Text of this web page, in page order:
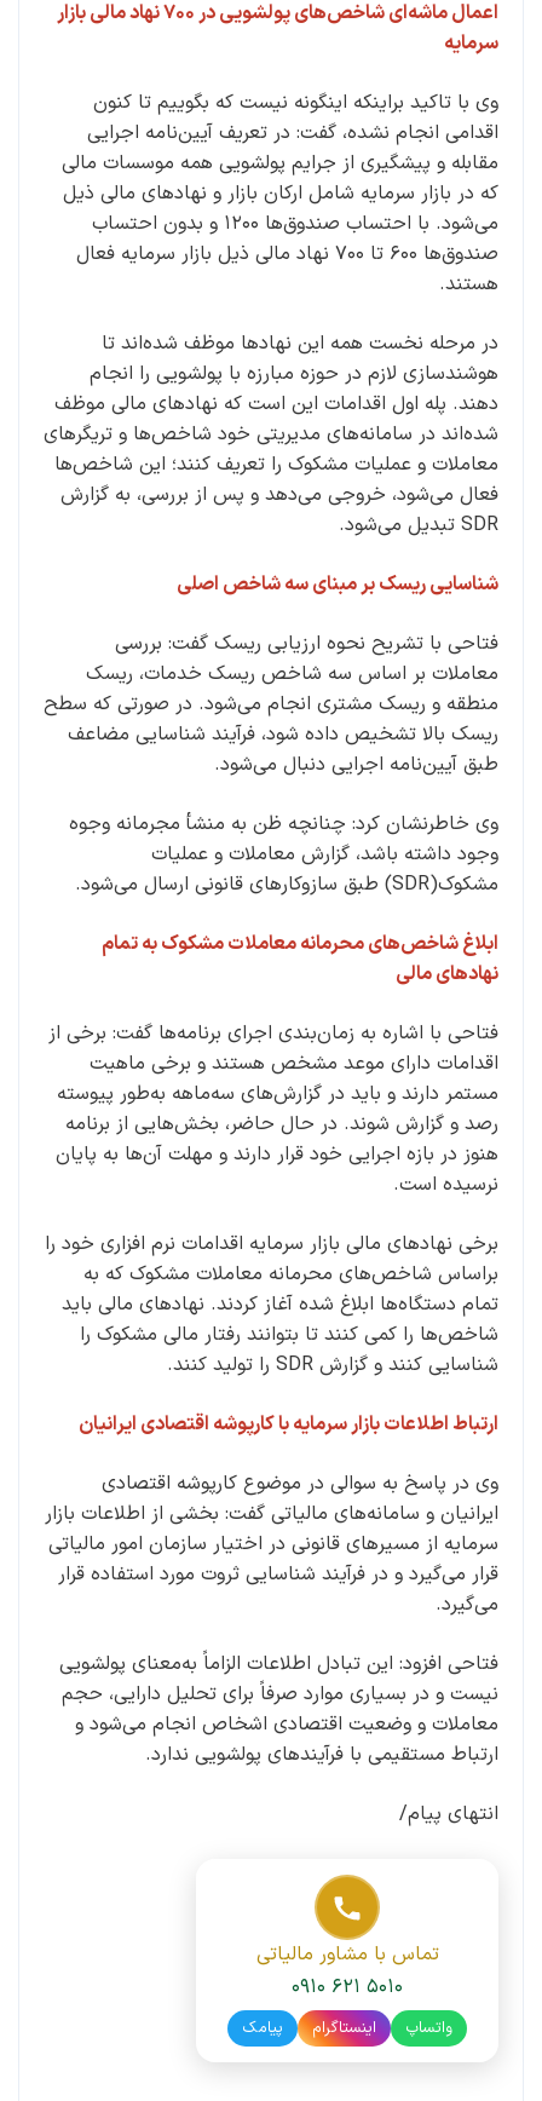
اعمال ماشه‌ای شاخص‌های پولشویی در ۷۰۰ نهاد مالی بازار
سرمایه
وی با تاکید براینکه اینگونه نیست که بگوییم تا کنون
اقدامی انجام نشده، گفت: در تعریف آیین‌نامه اجرایی
مقابله و پیشگیری از جرایم پولشویی همه موسسات مالی
که در بازار سرمایه شامل ارکان بازار و نهادهای مالی ذیل
می‌شود. با احتساب صندوق‌ها ۱۲۰۰ و بدون احتساب
صندوق‌ها ۶۰۰ تا ۷۰۰ نهاد مالی ذیل بازار سرمایه فعال
هستند.
در مرحله نخست همه این نهادها موظف شده‌اند تا
هوشندسازی لازم در حوزه مبارزه با پولشویی را انجام
دهند. پله اول اقدامات این است که نهادهای مالی موظف
شده‌اند در سامانه‌های مدیریتی خود شاخص‌ها و تریگرهای
معاملات و عملیات مشکوک را تعریف کنند؛ این شاخص‌ها
فعال می‌شود، خروجی می‌دهد و پس از بررسی، به گزارش
SDR تبدیل می‌شود.
شناسایی ریسک بر مبنای سه شاخص اصلی
فتاحی با تشریح نحوه ارزیابی ریسک گفت: بررسی
معاملات بر اساس سه شاخص ریسک خدمات، ریسک
منطقه و ریسک مشتری انجام می‌شود. در صورتی که سطح
ریسک بالا تشخیص داده شود، فرآیند شناسایی مضاعف
طبق آیین‌نامه اجرایی دنبال می‌شود.
وی خاطرنشان کرد: چنانچه ظن به منشأ مجرمانه وجوه
وجود داشته باشد، گزارش معاملات و عملیات
مشکوک(SDR) طبق سازوکارهای قانونی ارسال می‌شود.
ابلاغ شاخص‌های محرمانه معاملات مشکوک به تمام
نهادهای مالی
فتاحی با اشاره به زمان‌بندی اجرای برنامه‌ها گفت: برخی از
اقدامات دارای موعد مشخص هستند و برخی ماهیت
مستمر دارند و باید در گزارش‌های سه‌ماهه به‌طور پیوسته
رصد و گزارش شوند. در حال حاضر، بخش‌هایی از برنامه
هنوز در بازه اجرایی خود قرار دارند و مهلت آن‌ها به پایان
نرسیده است.
برخی نهادهای مالی بازار سرمایه اقدامات نرم افزاری خود را
براساس شاخص‌های محرمانه معاملات مشکوک که به
تمام دستگاه‌ها ابلاغ شده آغاز کردند. نهادهای مالی باید
شاخص‌ها را کمی کنند تا بتوانند رفتار مالی مشکوک را
شناسایی کنند و گزارش SDR را تولید کنند.
ارتباط اطلاعات بازار سرمایه با کارپوشه اقتصادی ایرانیان
وی در پاسخ به سوالی در موضوع کارپوشه اقتصادی
ایرانیان و سامانه‌های مالیاتی گفت: بخشی از اطلاعات بازار
سرمایه از مسیرهای قانونی در اختیار سازمان امور مالیاتی
قرار می‌گیرد و در فرآیند شناسایی ثروت مورد استفاده قرار
می‌گیرد.
فتاحی افزود: این تبادل اطلاعات الزاماً به‌معنای پولشویی
نیست و در بسیاری موارد صرفاً برای تحلیل دارایی، حجم
معاملات و وضعیت اقتصادی اشخاص انجام می‌شود و
ارتباط مستقیمی با فرآیندهای پولشویی ندارد.
انتهای پیام/
تماس با مشاور مالیاتی
۰۹۱۰ ۶۲۱ ۵۰۱۰
واتساپ اینستاگرام پیامک